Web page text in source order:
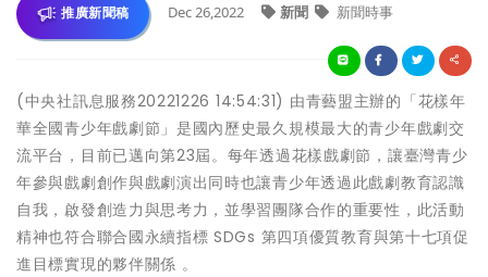
推廣新聞稿 Dec 26,2022 新聞 新聞時事
(中央社訊息服務20221226 14:54:31) 由青藝盟主辦的「花樣年
華全國青少年戲劇節」是國內歷史最久規模最大的青少年戲劇交
流平台，目前已邁向第23屆。每年透過花樣戲劇節，讓臺灣青少
年參與戲劇創作與戲劇演出同時也讓青少年透過此戲劇教育認識
自我，啟發創造力與思考力，並學習團隊合作的重要性，此活動
精神也符合聯合國永續指標 SDGs 第四項優質教育與第十七項促
進目標實現的夥伴關係 。